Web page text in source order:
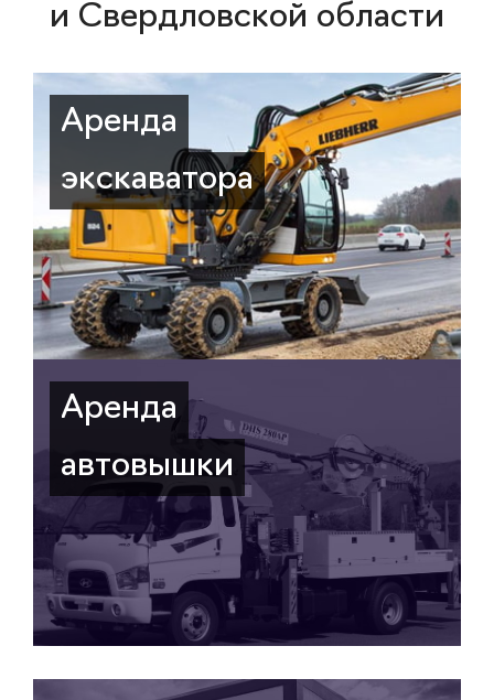
и Свердловской области
Аренда
экскаватора
Аренда
автовышки